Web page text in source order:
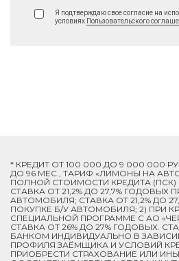
Я подтверждаю свое согласие на
условиях Пользовательского
* КРЕДИТ ОТ 100 000 ДО 9 000 000
ДО 96 МЕС., ТАРИФ «ЛИМОНЫ НА
ПОЛНОЙ СТОИМОСТИ КРЕДИТА (ПСК) ОТ
СТАВКА ОТ 21,2% ДО 27,7%
АВТОМОБИЛЯ; СТАВКА ОТ 21,2% ДО
ПОКУПКЕ Б/У АВТОМОБИЛЯ; 2) ПРИ
СПЕЦИАЛЬНОЙ ПРОГРАММЕ C АО
СТАВКА ОТ 26% ДО 27% ГОДОВЫХ.
БАНКОМ ИНДИВИДУАЛЬНО В
ПРОФИЛЯ ЗАЁМЩИКА И УСЛОВИЙ
ПРИОБРЕСТИ СТРАХОВАНИЕ ИЛИ